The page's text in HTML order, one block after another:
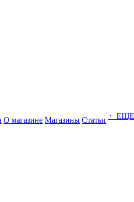
О магазине Магазины Статьи + ЕЩЕ